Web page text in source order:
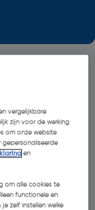
vergelijkbare
zijn voor de werking
om onze website
gepersonaliseerde
en
om alle cookies te
functionele en
zelf instellen welke